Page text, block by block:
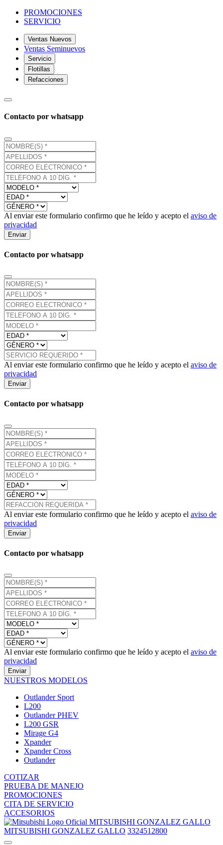
PROMOCIONES
SERVICIO
Ventas Nuevos
Ventas Seminuevos
Servicio
Flotillas
Refacciones
Contacto por whatsapp
Al enviar este formulario confirmo que he leído y acepto el aviso de
privacidad
Enviar
Contacto por whatsapp
Al enviar este formulario confirmo que he leído y acepto el aviso de
privacidad
Enviar
Contacto por whatsapp
Al enviar este formulario confirmo que he leído y acepto el aviso de
privacidad
Enviar
Contacto por whatsapp
Al enviar este formulario confirmo que he leído y acepto el aviso de
privacidad
Enviar
NUESTROS MODELOS
Outlander Sport
L200
Outlander PHEV
L200 GSR
Mirage G4
Xpander
Xpander Cross
Outlander
COTIZAR
PRUEBA DE MANEJO
PROMOCIONES
CITA DE SERVICIO
ACCESORIOS
MITSUBISHI GONZALEZ GALLO
MITSUBISHI GONZALEZ GALLO 3324512800